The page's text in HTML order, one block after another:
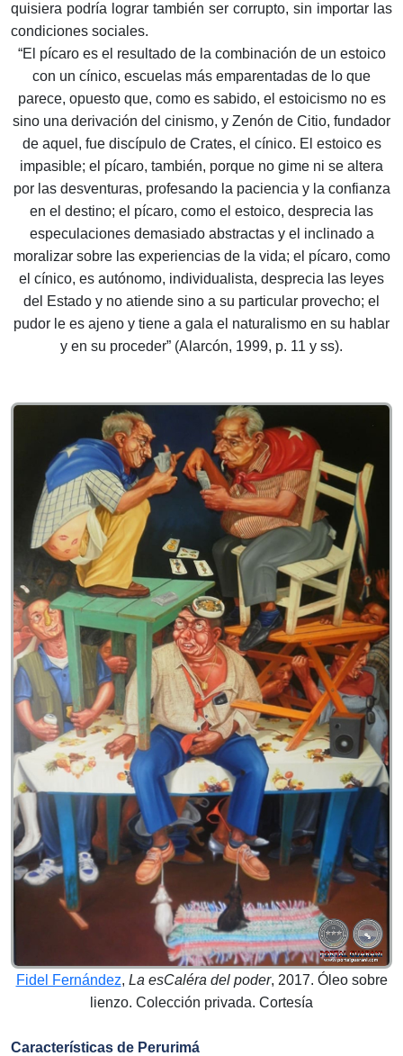
quisiera podría lograr también ser corrupto, sin importar las
condiciones sociales.
“El pícaro es el resultado de la combinación de un estoico
con un cínico, escuelas más emparentadas de lo que
parece, opuesto que, como es sabido, el estoicismo no es
sino una derivación del cinismo, y Zenón de Citio, fundador
de aquel, fue discípulo de Crates, el cínico. El estoico es
impasible; el pícaro, también, porque no gime ni se altera
por las desventuras, profesando la paciencia y la confianza
en el destino; el pícaro, como el estoico, desprecia las
especulaciones demasiado abstractas y el inclinado a
moralizar sobre las experiencias de la vida; el pícaro, como
el cínico, es autónomo, individualista, desprecia las leyes
del Estado y no atiende sino a su particular provecho; el
pudor le es ajeno y tiene a gala el naturalismo en su hablar
y en su proceder” (Alarcón, 1999, p. 11 y ss).
Fidel Fernández, La esCaléra del poder, 2017. Óleo sobre
lienzo. Colección privada. Cortesía
Características de Perurimá